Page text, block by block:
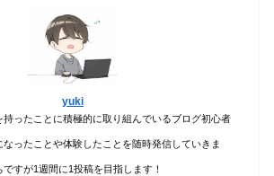
yuki
持ったことに積極的に取り組んでいるブログ初心者
ったことや体験したことを随時発信していきま
すが1週間に1投稿を目指します！